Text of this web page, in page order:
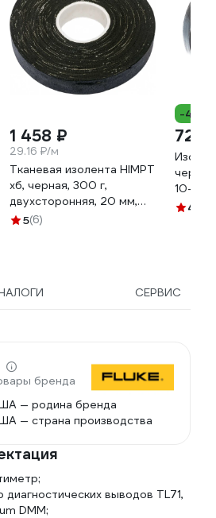
1 458 ₽
29.16 ₽/м
Тканевая изолента HIMPT
хб, черная, 300 г,
двухсторонняя, 20 мм,
0.4 мм 00-00008227
5(6)
-47%
72 ₽
10-K02
4.7
СЕРВИС
бренда
— родина бренда
— страна производства
диагностических выводов TL71,
DMM;